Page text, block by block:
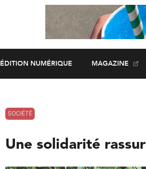
ÉDITION NUMÉRIQUE MAGAZINE
SOCIÉTÉ
Une solidarité